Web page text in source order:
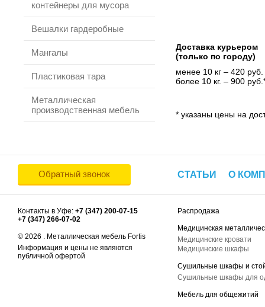
контейнеры для мусора
Вешалки гардеробные
Мангалы
Пластиковая тара
Металлическая
производственная мебель
Доставка курьером
(только по городу)
менее 10 кг – 420 руб.
более 10 кг. – 900
* указаны цены на
Обратный звонок СТАТЬИ О
Контакты в Уфе: +7 (347) 200-07-15
+7 (347) 266-07-02
© 2026 . Металлическая мебель Fortis
Информация и цены не являются
публичной офертой
Распродажа
Медицинская
Медицинские кровати
Медицинские шкафы
Сушильные шкафы и
Сушильные шкафы для
Мебель для общежитий